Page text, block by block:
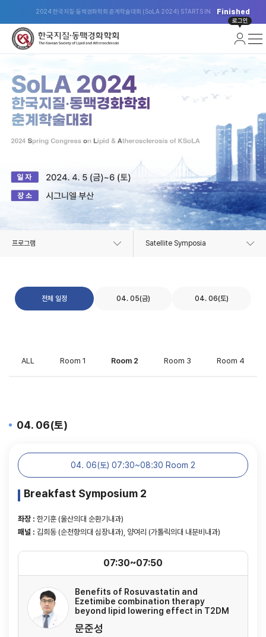
2024 한국지질·동맥경화학회 춘계학술대회 (SoLA 2024) STARTS IN Finished
로그인
프로그램 Satellite Symposia
전체 일정 04. 05(금) 04. 06(토)
ALL Room 1 Room 2 Room 3 Room 4
04. 06(토)
04. 06(토) 07:30~08:30 Room 2
Breakfast Symposium 2
좌장 : 한기훈 (울산의대 순환기내과)
패널 : 김희동 (순천향의대 심장내과), 양여리 (가톨릭의대 내분비내과)
Benefits of Rosuvastatin and
Ezetimibe combination therapy
beyond lipid lowering effect in T2DM
문준성
07:30~07:50